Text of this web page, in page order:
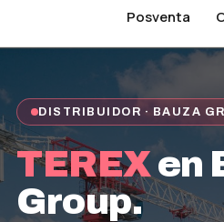
Posventa
DISTRIBUIDOR · BAUZA
TEREXen
Group.